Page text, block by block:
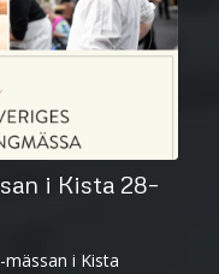
i Kista 28–
mässan i Kista